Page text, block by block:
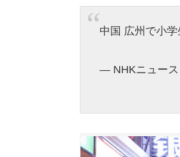
中国 広州で小
— NHKニュー